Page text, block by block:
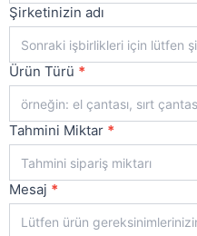
Şirketinizin adı
Ürün Türü *
Tahmini Miktar *
Mesaj *